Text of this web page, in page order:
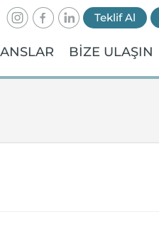
Teklif Al
BİZE ULAŞIN